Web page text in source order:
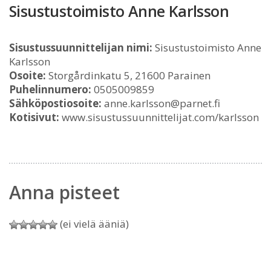
Sisustustoimisto Anne Karlsson
Sisustussuunnittelijan nimi: Sisustustoimisto Anne
Karlsson
Osoite: Storgårdinkatu 5, 21600 Parainen
Puhelinnumero: 0505009859
Sähköpostiosoite: anne.karlsson@parnet.fi
Kotisivut: www.sisustussuunnittelijat.com/karlsson
Anna pisteet
(ei vielä ääniä)